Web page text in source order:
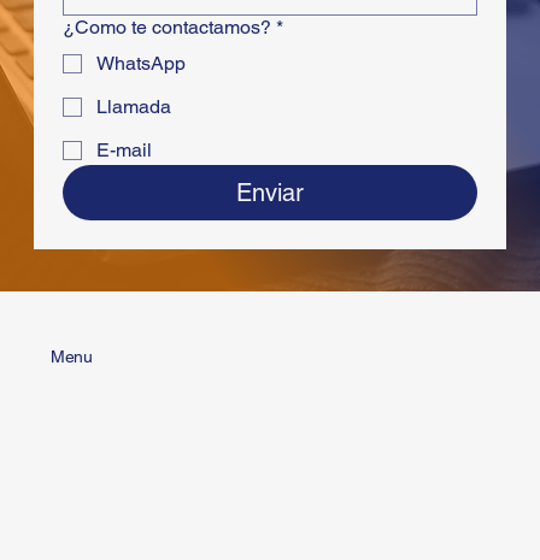
¿Como te contactamos? *
WhatsApp
Llamada
E-mail
Enviar
Menu